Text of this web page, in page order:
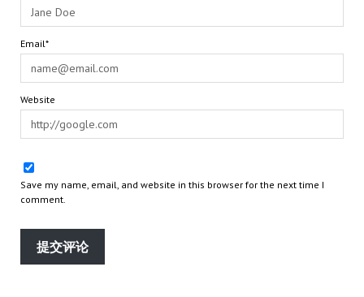
Email*
Website
Save my name, email, and website in this browser for the next time I
comment.